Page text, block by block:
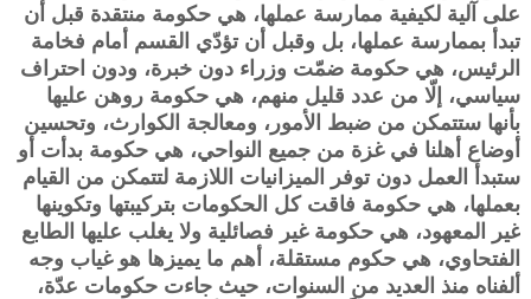
على آلية لكيفية ممارسة عملها، هي حكومة منتقدة قبل أن
تبدأ بممارسة عملها، بل وقبل أن تؤدّي القسم أمام فخامة
الرئيس، هي حكومة ضمّت وزراء دون خبرة، ودون احتراف
سياسي، إلّا من عدد قليل منهم، هي حكومة روهن عليها
بأنها ستتمكن من ضبط الأمور، ومعالجة الكوارث، وتحسين
أوضاع أهلنا في غزة من جميع النواحي، هي حكومة بدأت أو
ستبدأ العمل دون توفر الميزانيات اللازمة لتتمكن من القيام
بعملها، هي حكومة فاقت كل الحكومات بتركيبتها وتكوينها
غير المعهود، هي حكومة غير فصائلية ولا يغلب عليها الطابع
الفتحاوي، هي حكوم مستقلة، أهم ما يميزها هو غياب وجه
ألفناه منذ العديد من السنوات، حيث جاءت حكومات عدّة،